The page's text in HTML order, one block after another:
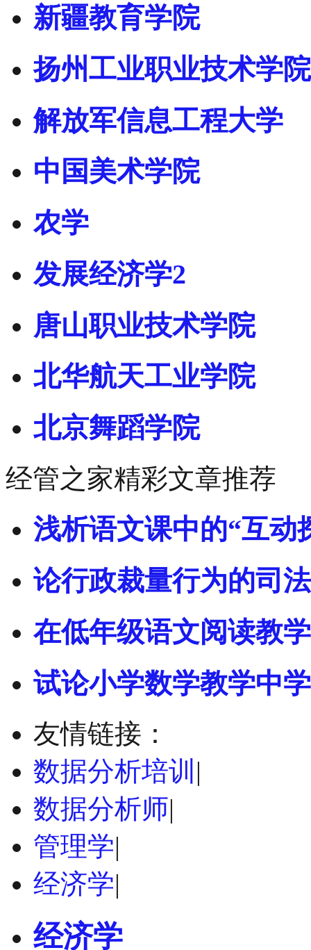
新疆教育学院
扬州工业职业技术学院
解放军信息工程大学
中国美术学院
农学
发展经济学2
唐山职业技术学院
北华航天工业学院
北京舞蹈学院
经管之家精彩文章推荐
浅析语文课中的“互动
论行政裁量行为的司
在低年级语文阅读教
试论小学数学教学中
友情链接：
数据分析培训 |
数据分析师|
管理学|
经济学|
经济学